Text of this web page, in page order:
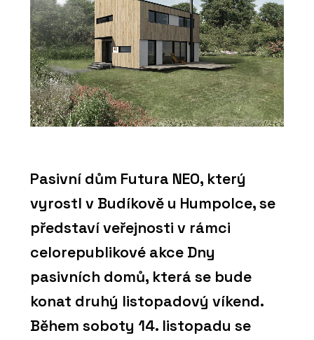
Pasivní dům Futura NEO, který
vyrostl v Budíkově u Humpolce, se
představí veřejnosti v rámci
celorepublikové akce Dny
pasivních domů, která se bude
konat druhý listopadový víkend.
Během soboty 14. listopadu se